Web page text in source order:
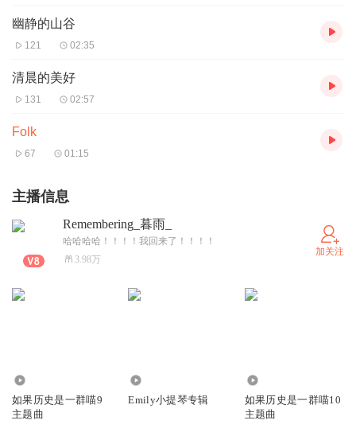
幽静的山谷
121 02:35
清晨的美好
131 02:57
Folk
67 01:15
主播信息
Remembering_暮雨_
哈哈哈哈！！！！我回来了！！！！
3.98万
加关注
如果历史是一群喵9
主题曲
Emily小提琴专辑
如果历史是一群喵10
主题曲